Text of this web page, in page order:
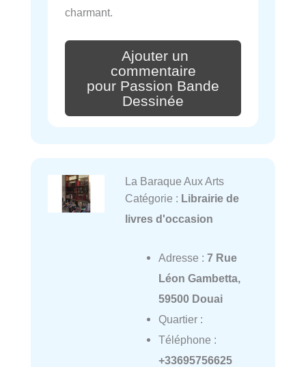
charmant.
Ajouter un
commentaire
pour Passion Bande
Dessinée
La Baraque Aux Arts
Catégorie : Librairie de
livres d'occasion
Adresse : 7 Rue
Léon Gambetta,
59500 Douai
Quartier :
Téléphone :
+33695756625